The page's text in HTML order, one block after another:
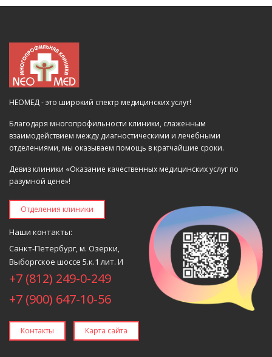
НЕОМЕД - это широкий спектр медицинских услуг!
Благодаря многопрофильности клиники, слаженным
взаимодействием между диагностическими и лечебными
отделениями, мы оказываем помощь в кратчайшие сроки.
Девиз клиники «Оказание качественных медицинских услуг по
разумной цене»!
Отделения клиники
Наши контакты:
Санкт-Петербург, м. Озерки,
Выборгское шоссе 5.к.1 лит. И
+7 (812) 249-0-249
+7 (900) 647-10-56
Контакты Карта сайта